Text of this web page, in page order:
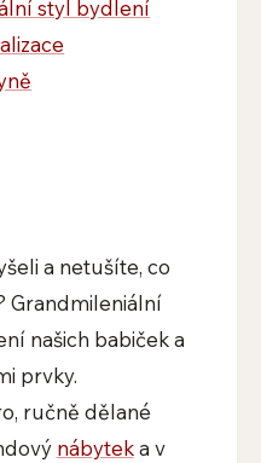
styl bydlení
a netušíte, co
Grandmileniální
našich babiček a
prvky.
ručně dělané
nábyteka v